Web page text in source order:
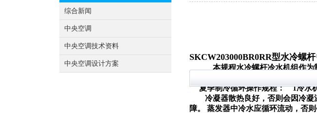
综合新闻
中央空调
中央空调技术资料
中央空调设计方案
SKCW203000BR0RR型水冷螺杆
本规程水冷螺杆冷水机组作
夏季制冷循环操作规程：1冷水
冷凝器散热良好，否则会因冷
障。 蒸发器中冷水应循环流动，否